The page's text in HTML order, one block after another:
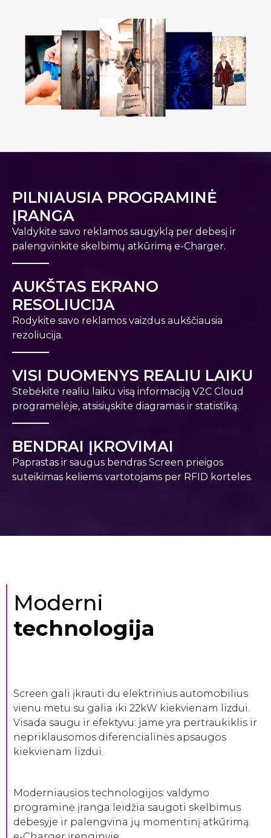
PILNIAUSIA PROGRAMINĖ
ĮRANGA
Valdykite savo reklamos saugyklą per debesį ir
palengvinkite skelbimų atkūrimą e-Charger.
AUKŠTAS EKRANO
RESOLIUCIJA
Rodykite savo reklamos vaizdus aukščiausia
rezoliucija.
VISI DUOMENYS REALIU LAIKU
Stebėkite realiu laiku visą informaciją V2C Cloud
programėlėje, atsisiųskite diagramas ir statistiką.
BENDRAI ĮKROVIMAI
Paprastas ir saugus bendras Screen prieigos
suteikimas keliems vartotojams per RFID korteles.
Moderni
technologija
Screen gali įkrauti du elektrinius automobilius
vienu metu su galia iki 22kW kiekvienam lizdui.
Visada saugu ir efektyvu: jame yra pertraukiklis ir
nepriklausomos diferencialinės apsaugos
kiekvienam lizdui.
Moderniausios technologijos: valdymo
programinė įranga leidžia saugoti skelbimus
debesyje ir palengvina jų momentinį atkūrimą